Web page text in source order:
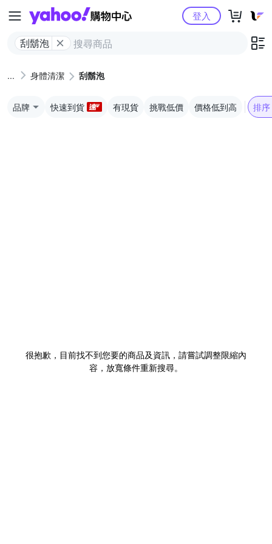
Yahoo購物中心
刮鬍泡
登入
身體清潔 刮鬍泡
品牌 快速到貨 有現貨 挑戰低價 價格低到高 排序
很抱歉，目前找不到您要的商品及資訊，請嘗試調整限縮內
容，放寬條件重新搜尋。